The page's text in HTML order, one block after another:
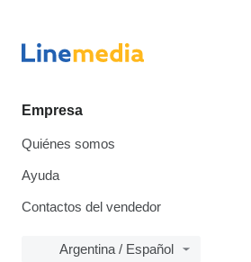
Empresa
Quiénes somos
Ayuda
Contactos del vendedor
Argentina / Español